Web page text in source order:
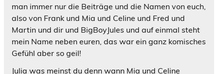
man immer nur die Beiträge und die Namen von euch,
also von Frank und Mia und Celine und Fred und
Martin und dir und BigBoyJules und auf einmal steht
mein Name neben euren, das war ein ganz komisches
Gefühl aber so geil!
Julia was meinst du denn wann Mia und Celine